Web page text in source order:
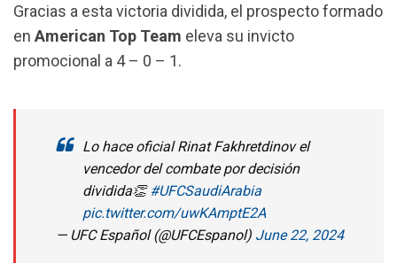
Gracias a esta victoria dividida, el prospecto formado
en American Top Team eleva su invicto
promocional a 4 – 0 – 1.
Lo hace oficial Rinat Fakhretdinov el
vencedor del combate por decisión
dividida👏#UFCSaudiArabia
pic.twitter.com/uwKAmptE2A
— UFC Español (@UFCEspanol) June 22, 2024